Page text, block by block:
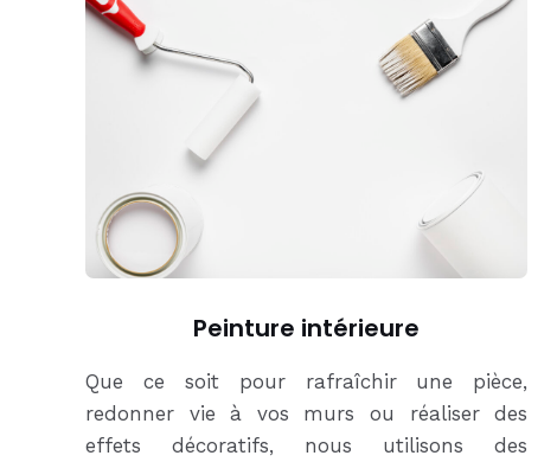
Peinture intérieure
Que ce soit pour rafraîchir une pièce,
redonner vie à vos murs ou réaliser des
effets décoratifs, nous utilisons des